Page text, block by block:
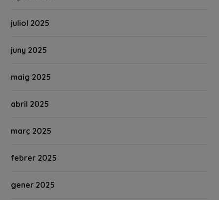
juliol 2025
juny 2025
maig 2025
abril 2025
març 2025
febrer 2025
gener 2025